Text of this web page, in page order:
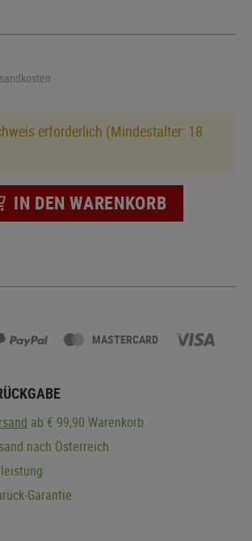
erforderlich (Mindestalter: 18
IN DEN WARENKORB
MASTERCARD
ab € 99,90 Warenkorb
nach Österreich
Garantie